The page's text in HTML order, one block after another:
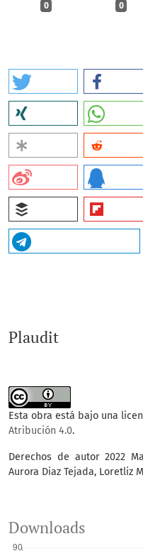
0 0
Plaudit
Esta obra está bajo una
Atribución 4.0.
Derechos de autor 2022
Aurora Diaz Tejada, Loretliz
Downloads